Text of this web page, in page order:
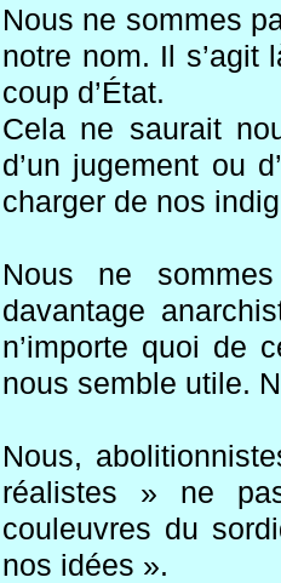
Nous ne sommes
notre nom. Il s’agit
coup d’État.
Cela ne saurait
d’un jugement ou
charger de nos
Nous ne
davantage
n’importe quoi de
nous semble utile.
Nous,
réalistes » ne
couleuvres du
nos idées ».